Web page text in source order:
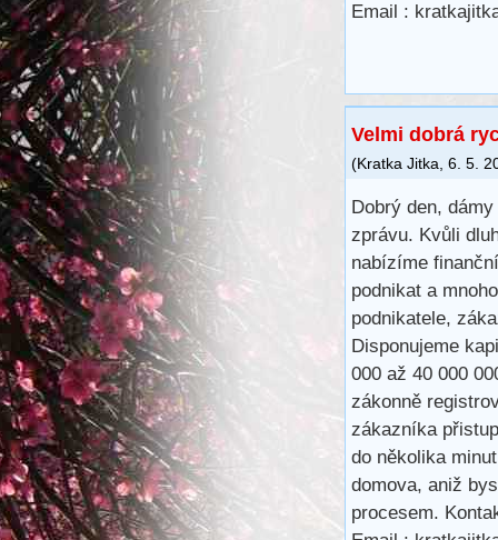
Email :
Velmi dobrá
(Kratka Jitka 6. 5.
Dobrý den,
zprávu. Kvůli
nabízíme
podnikat a
podnikatele,
Disponujeme
000 až 40 000
zákonně
zákazníka
do několika
domova, aniž
procesem.